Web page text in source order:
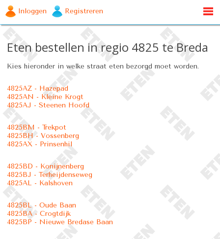
Inloggen Registreren
Eten bestellen in regio 4825 te Breda
Kies hieronder in welke straat eten bezorgd moet worden.
4825AZ - Hazepad
4825AN - Kleine Krogt
4825AJ - Steenen Hoofd
4825BM - Trekpot
4825BH - Vossenberg
4825AX - Prinsenhil
4825BD - Konijnenberg
4825BJ - Terheijdenseweg
4825AL - Kalshoven
4825BL - Oude Baan
4825BA - Crogtdijk
4825BP - Nieuwe Bredase Baan